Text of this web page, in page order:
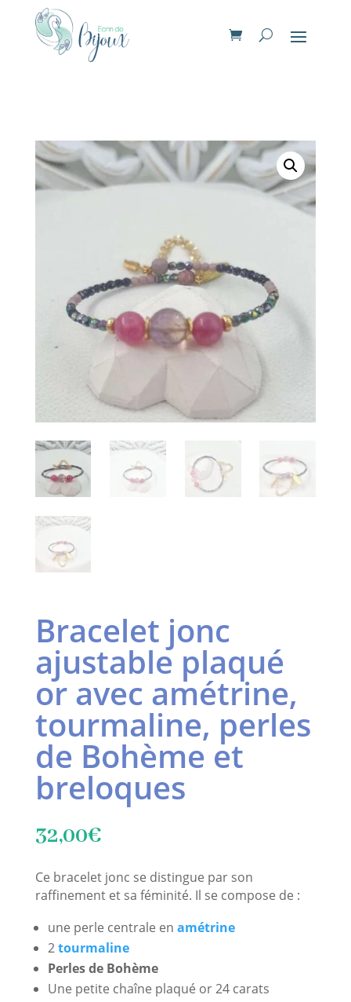
Bracelet jonc
ajustable plaqué
or avec amétrine,
tourmaline, perles
de Bohème et
breloques
32,00€
Ce bracelet jonc se distingue par son
raffinement et sa féminité. Il se compose de :
une perle centrale en amétrine
2tourmaline
Perles de Bohème
Une petite chaîne plaqué or 24 carats